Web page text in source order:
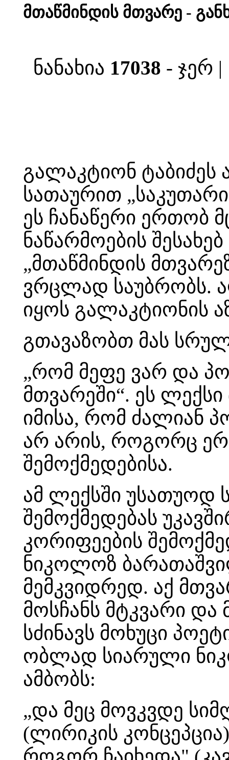
მთაწმინდის მთვარე -
ნანახია 17038 - ჯერ
გალაკტიონ ტაბიძეს
სათაურით
ეს ჩანაწერი ერთობ
ნაწარმოების
„მთაწმინდის
ვრცლად საუბრობს.
იყოს გალაკტიონის
გთავაზობთ მას
„რომ მეფე ვარ და
მთვარეში“. ეს
იმისა, რომ ძალიან
არ არის, როგორც
შემოქმედებისა.
ამ ლექსში უსათუოდ
შემოქმედებას
კორიფეების
ნიკოლოზ
მემკვიდრედ. აქ
მოსჩანს მტკვარი
სძინავს მოხუცი
ობლად სიარული
ამბობს:
„და მეც მოვკვდე
(ლირიკის